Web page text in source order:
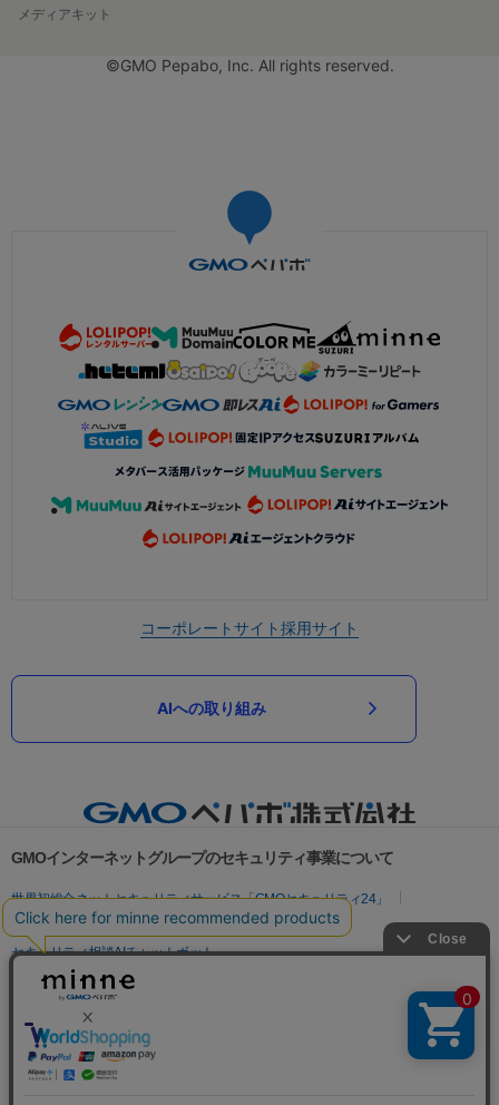
メディアキット
©GMO Pepabo, Inc. All rights reserved.
コーポレートサイト採用サイト
AIへの取り組み
GMOインターネットグループのセキュリティ事業について
世界初総合ネットセキュリティサービス「GMOセキュリティ24」
パスワード漏洩診断
Webサイトリスク診断
セキュリティ相談AIチャットボット
実在証明・盗聴対策
サイバー攻撃対策（GMO Flatt Security）
セキュリティ事業の軌跡